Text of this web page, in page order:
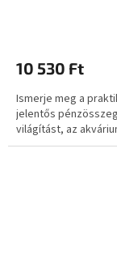
10 530 Ft
Ismerje meg a
jelentős
világítást, az